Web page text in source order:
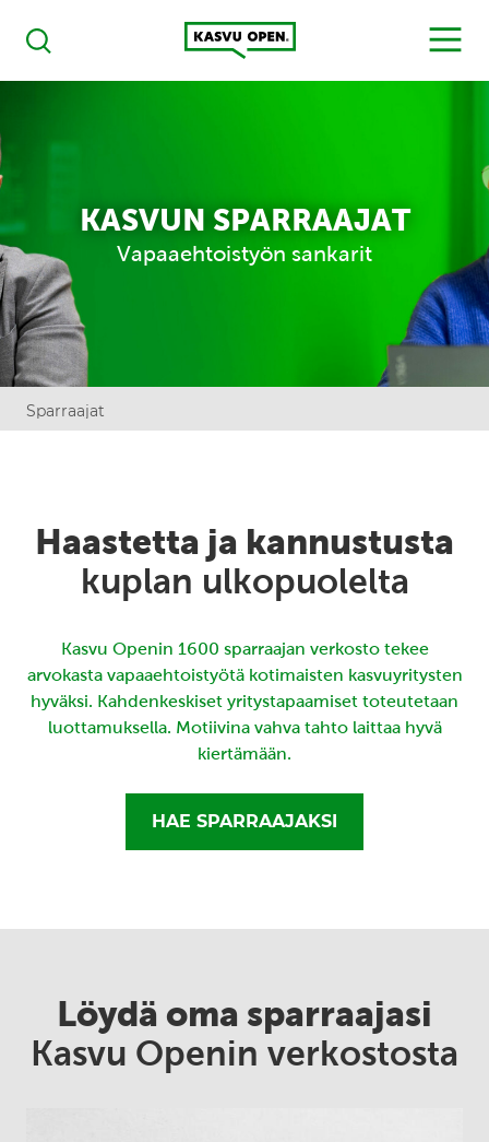
Haku
Kasvu Open
MENU
KASVUN SPARRAAJAT
Vapaaehtoistyön sankarit
Sparraajat
Haastetta ja kannustusta
kuplan ulkopuolelta
Kasvu Openin 1600 sparraajan verkosto tekee
arvokasta vapaaehtoistyötä kotimaisten kasvuyritysten
hyväksi. Kahdenkeskiset yritystapaamiset toteutetaan
luottamuksella. Motiivina vahva tahto laittaa hyvä
kiertämään.
HAE SPARRAAJAKSI
Löydä oma sparraajasi
Kasvu Openin verkostosta